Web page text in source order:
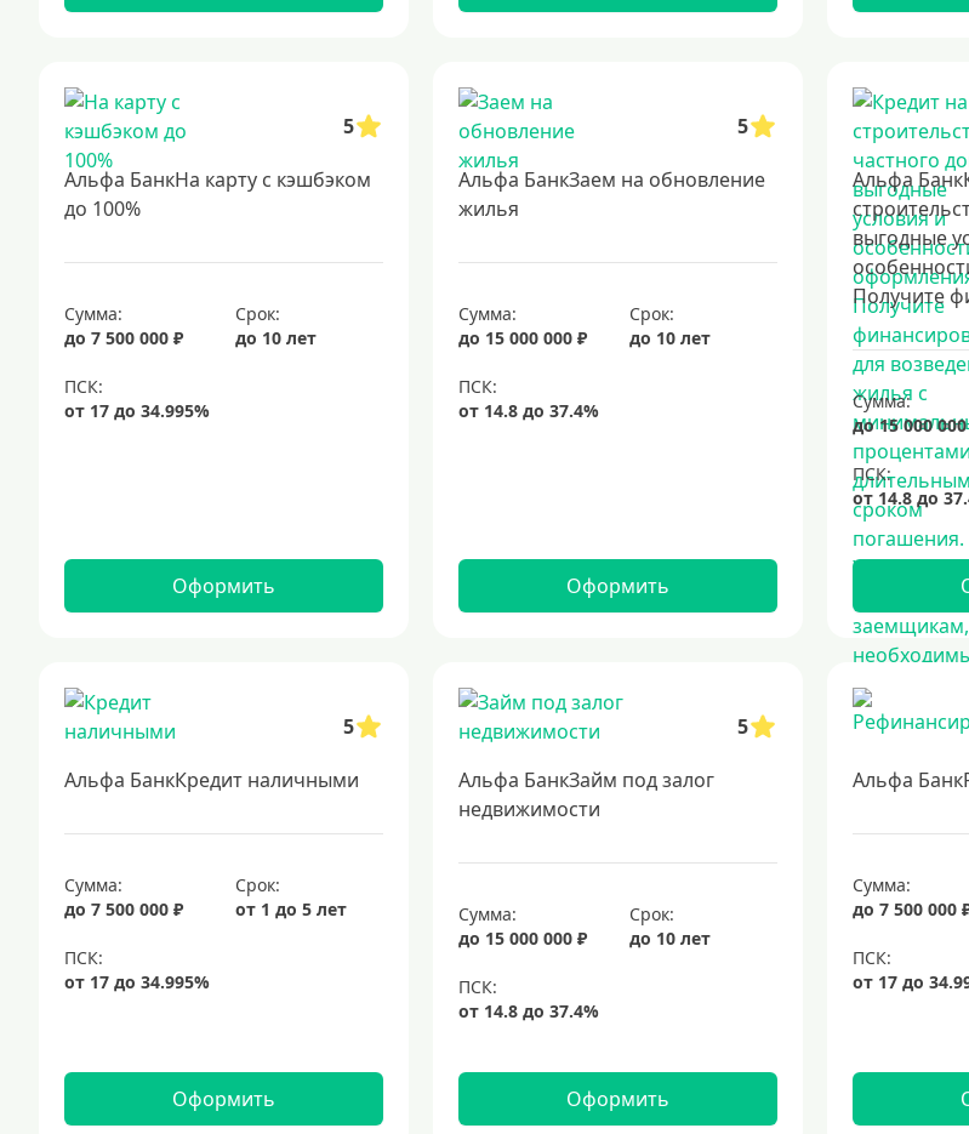
5
Альфа БанкНа карту с кэшбэком
до 100%
Сумма:
до 7 500 000 ₽
Срок:
до 10 лет
Оформить
5
Альфа БанкЗаем на обновление
жилья
Сумма:
до 15 000 000 ₽
Срок:
до 10 лет
Оформить
Альфа
выгодные
Получите
Сумма:
до 15 000
5
Альфа БанкКредит наличными
Сумма:
до 7 500 000 ₽
Срок:
от 1 до 5 лет
Оформить
5
Альфа БанкЗайм под залог
недвижимости
Сумма:
до 15 000 000 ₽
Срок:
до 10 лет
Оформить
Альфа
Сумма:
до 7 500 000